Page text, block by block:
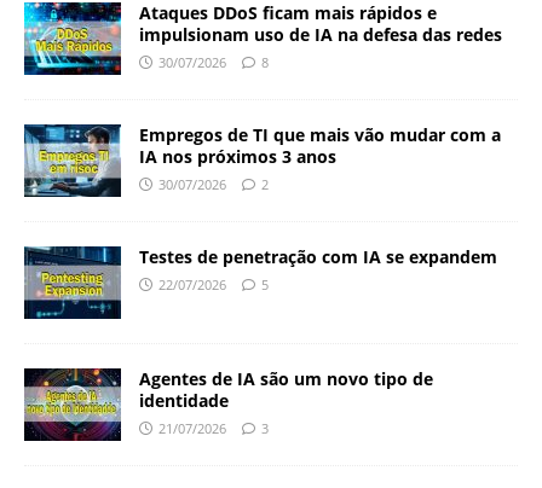
Ataques DDoS ficam mais rápidos e
impulsionam uso de IA na defesa das redes
30/07/2026 8
Empregos de TI que mais vão mudar com a
IA nos próximos 3 anos
30/07/2026 2
Testes de penetração com IA se expandem
22/07/2026 5
Agentes de IA são um novo tipo de
identidade
21/07/2026 3